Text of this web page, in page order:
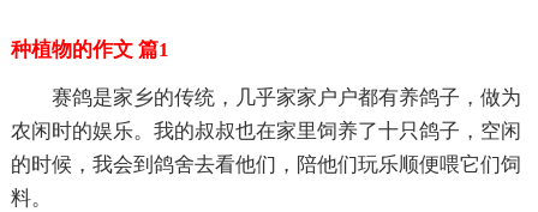
种植物的作文 篇1
赛鸽是家乡的传统，几乎家家户户都有养鸽子，做为
农闲时的娱乐。我的叔叔也在家里饲养了十只鸽子，空闲
的时候，我会到鸽舍去看他们，陪他们玩乐顺便喂它们饲
料。